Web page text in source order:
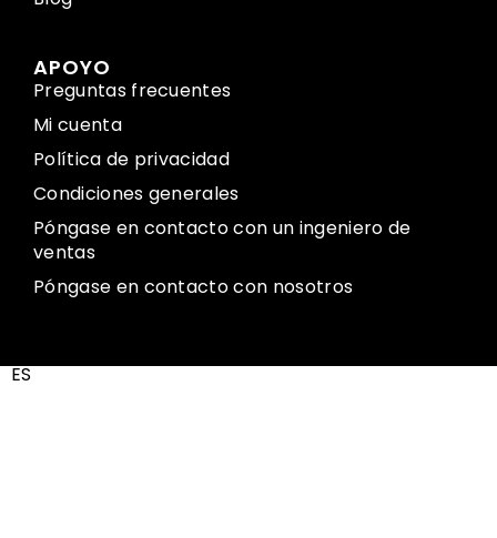
APOYO
Preguntas frecuentes
Mi cuenta
Política de privacidad
Condiciones generales
Póngase en contacto con un ingeniero de
ventas
Póngase en contacto con nosotros
ES